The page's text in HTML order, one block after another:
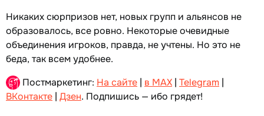
Никаких сюрпризов нет, новых групп и альянсов не
образовалось, все ровно. Некоторые очевидные
объединения игроков, правда, не учтены. Но это не
беда, так всем удобнее.
Постмаркетинг: На сайте | в MAX | Telegram |
ВКонтакте | Дзен. Подпишись — ибо грядет!